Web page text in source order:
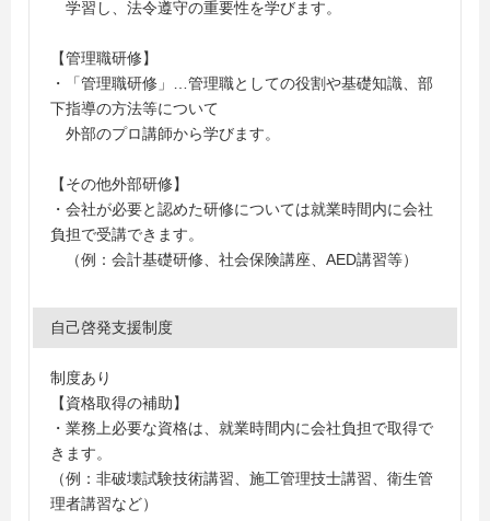
学習し、法令遵守の重要性を学びます。
【管理職研修】
・「管理職研修」…管理職としての役割や基礎知識、部
下指導の方法等について
外部のプロ講師から学びます。
【その他外部研修】
・会社が必要と認めた研修については就業時間内に会社
負担で受講できます。
（例：会計基礎研修、社会保険講座、AED講習等）
自己啓発支援制度
制度あり
【資格取得の補助】
・業務上必要な資格は、就業時間内に会社負担で取得で
きます。
（例：非破壊試験技術講習、施工管理技士講習、衛生管
理者講習など）